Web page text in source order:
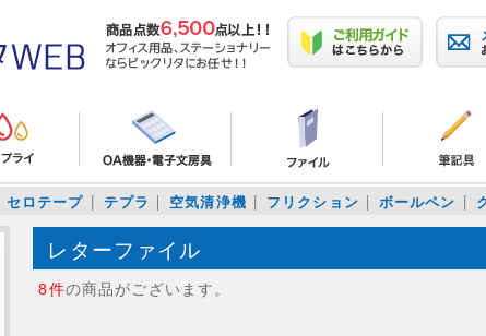
セロテープ テプラ 空気清浄機 フリクション ボールペン
レターファイル
8件の商品がございます。